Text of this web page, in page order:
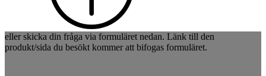
eller skicka din fråga via formuläret nedan. Länk till den
produkt/sida du besökt kommer att bifogas formuläret.